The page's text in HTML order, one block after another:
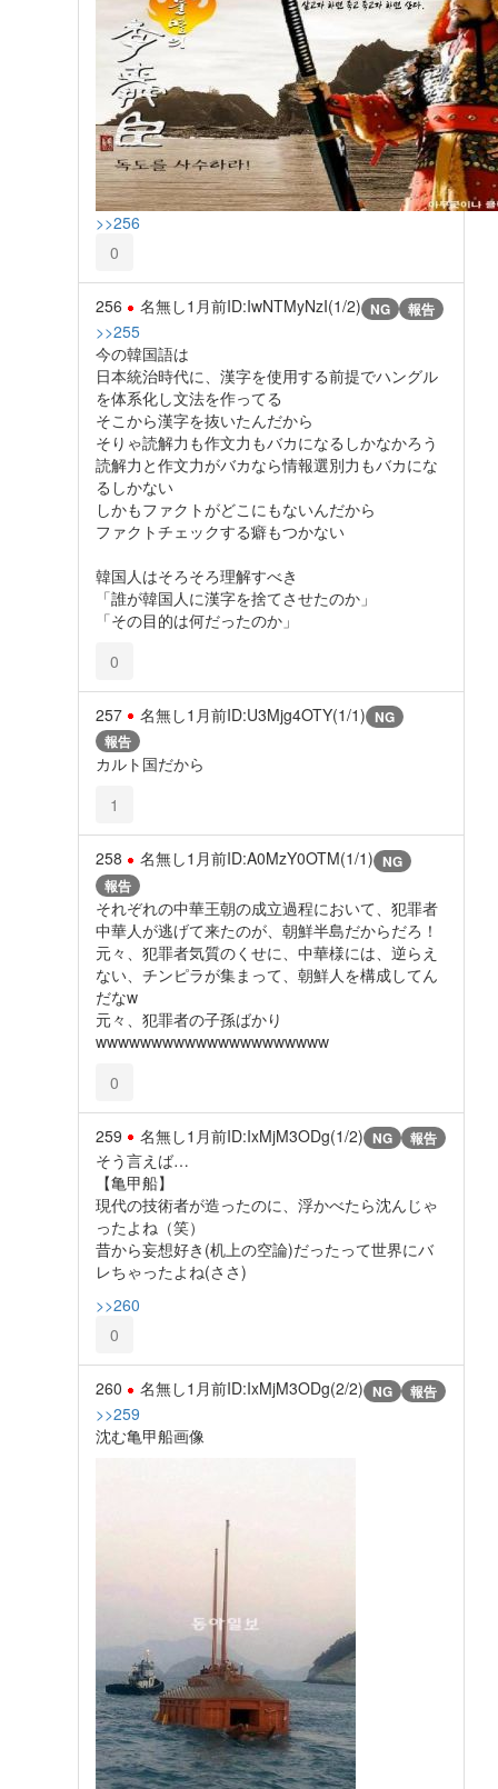
>>256
0
256 名無し1月前ID:IwNTMyNzI(1/2) NG 報告
>>255
今の韓国語は
日本統治時代に、漢字を使用する前提でハングル
を体系化し文法を作ってる
そこから漢字を抜いたんだから
そりゃ読解力も作文力もバカになるしかなかろう
読解力と作文力がバカなら情報選別力もバカにな
るしかない
しかもファクトがどこにもないんだから
ファクトチェックする癖もつかない
韓国人はそろそろ理解すべき
「誰が韓国人に漢字を捨てさせたのか」
「その目的は何だったのか」
0
257 名無し1月前ID:U3Mjg4OTY(1/1) NG
報告
カルト国だから
1
258 名無し1月前ID:A0MzY0OTM(1/1) NG
報告
それぞれの中華王朝の成立過程において、犯罪者
中華人が逃げて来たのが、朝鮮半島だからだろ！
元々、犯罪者気質のくせに、中華様には、逆らえ
ない、チンピラが集まって、朝鮮人を構成してん
だなw
元々、犯罪者の子孫ばかり
wwwwwwwwwwwwwwwwwwwww
0
259 名無し1月前ID:IxMjM3ODg(1/2) NG 報告
そう言えば…
【亀甲船】
現代の技術者が造ったのに、浮かべたら沈んじゃ
ったよね（笑）
昔から妄想好き(机上の空論)だったって世界にバ
レちゃったよね(ささ)
>>260
0
260 名無し1月前ID:IxMjM3ODg(2/2) NG 報告
>>259
沈む亀甲船画像